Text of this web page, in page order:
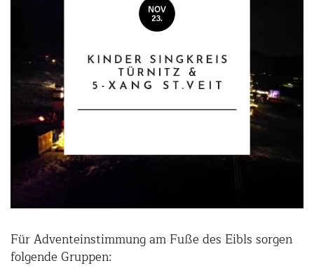
Für Adventeinstimmung am Fuße des Eibls sorgen
folgende Gruppen: